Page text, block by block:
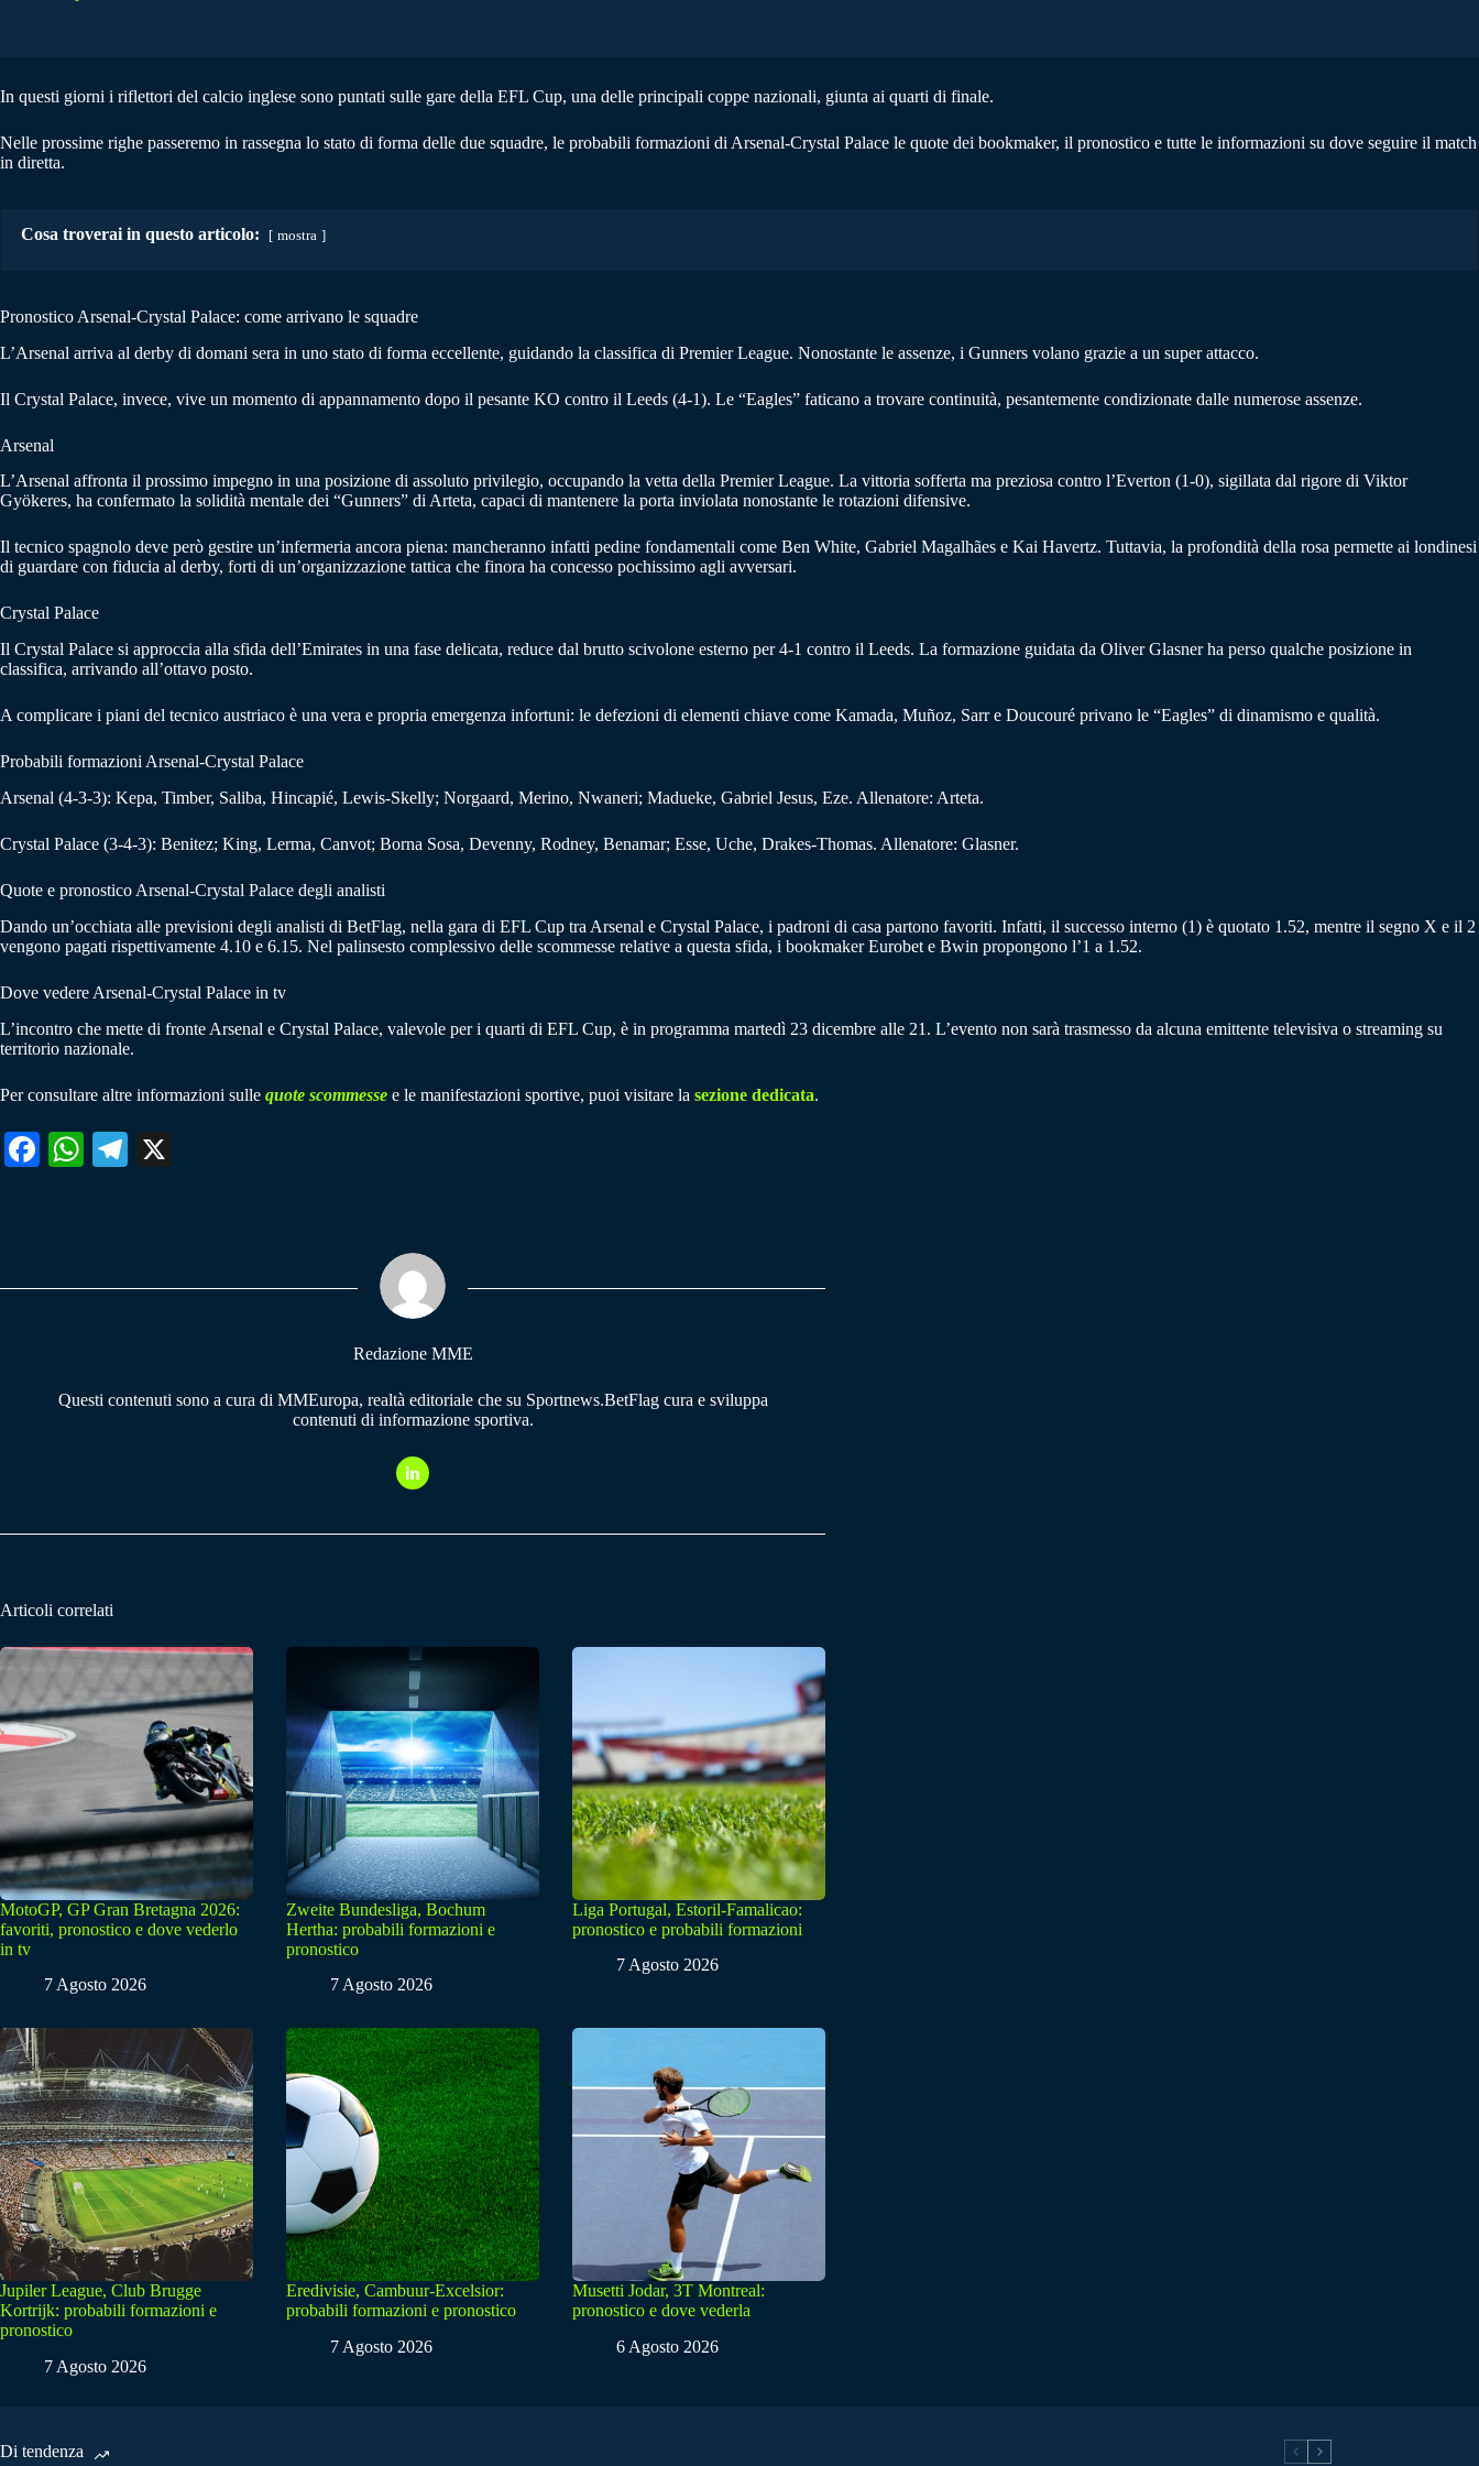
In questi giorni i riflettori del calcio inglese sono puntati sulle gare della EFL Cup, una delle principali coppe nazionali, giunta ai quarti di finale.
Nelle prossime righe passeremo in rassegna lo stato di forma delle due squadre, le probabili formazioni di Arsenal-Crystal Palace le quote dei bookmaker, il pronostico e tutte le informazioni su dove seguire il match
in diretta.
Cosa troverai in questo articolo: mostra
Pronostico Arsenal-Crystal Palace: come arrivano le squadre
L’Arsenal arriva al derby di domani sera in uno stato di forma eccellente, guidando la classifica di Premier League. Nonostante le assenze, i Gunners volano grazie a un super attacco.
Il Crystal Palace, invece, vive un momento di appannamento dopo il pesante KO contro il Leeds (4-1). Le “Eagles” faticano a trovare continuità, pesantemente condizionate dalle numerose assenze.
Arsenal
L’Arsenal affronta il prossimo impegno in una posizione di assoluto privilegio, occupando la vetta della Premier League. La vittoria sofferta ma preziosa contro l’Everton (1-0), sigillata dal rigore di Viktor
Gyökeres, ha confermato la solidità mentale dei “Gunners” di Arteta, capaci di mantenere la porta inviolata nonostante le rotazioni difensive.
Il tecnico spagnolo deve però gestire un’infermeria ancora piena: mancheranno infatti pedine fondamentali come Ben White, Gabriel Magalhães e Kai Havertz. Tuttavia, la profondità della rosa permette ai londinesi
di guardare con fiducia al derby, forti di un’organizzazione tattica che finora ha concesso pochissimo agli avversari.
Crystal Palace
Il Crystal Palace si approccia alla sfida dell’Emirates in una fase delicata, reduce dal brutto scivolone esterno per 4-1 contro il Leeds. La formazione guidata da Oliver Glasner ha perso qualche posizione in
classifica, arrivando all’ottavo posto.
A complicare i piani del tecnico austriaco è una vera e propria emergenza infortuni: le defezioni di elementi chiave come Kamada, Muñoz, Sarr e Doucouré privano le “Eagles” di dinamismo e qualità.
Probabili formazioni Arsenal-Crystal Palace
Arsenal (4-3-3): Kepa, Timber, Saliba, Hincapié, Lewis-Skelly; Norgaard, Merino, Nwaneri; Madueke, Gabriel Jesus, Eze. Allenatore: Arteta.
Crystal Palace (3-4-3): Benitez; King, Lerma, Canvot; Borna Sosa, Devenny, Rodney, Benamar; Esse, Uche, Drakes-Thomas. Allenatore: Glasner.
Quote e pronostico Arsenal-Crystal Palace degli analisti
Dando un’occhiata alle previsioni degli analisti di BetFlag, nella gara di EFL Cup tra Arsenal e Crystal Palace, i padroni di casa partono favoriti. Infatti, il successo interno (1) è quotato 1.52, mentre il segno X e il 2
vengono pagati rispettivamente 4.10 e 6.15. Nel palinsesto complessivo delle scommesse relative a questa sfida, i bookmaker Eurobet e Bwin propongono l’1 a 1.52.
Dove vedere Arsenal-Crystal Palace in tv
L’incontro che mette di fronte Arsenal e Crystal Palace, valevole per i quarti di EFL Cup, è in programma martedì 23 dicembre alle 21. L’evento non sarà trasmesso da alcuna emittente televisiva o streaming su
territorio nazionale.
Per consultare altre informazioni sulle quote scommesse e le manifestazioni sportive, puoi visitare la sezione dedicata.
Fa W
pp
Te
m
Redazione MME
Questi contenuti sono a cura di MMEuropa, realtà editoriale che su Sportnews.BetFlag cura e sviluppa
contenuti di informazione sportiva.
Articoli correlati
MotoGP, GP Gran Bretagna 2026:
favoriti, pronostico e dove vederlo
in tv
7 Agosto 2026
Zweite Bundesliga, Bochum
Hertha: probabili formazioni e
pronostico
7 Agosto 2026
Liga Portugal, Estoril-Famalicao:
pronostico e probabili formazioni
7 Agosto 2026
Jupiler League, Club Brugge
Kortrijk: probabili formazioni e
pronostico
7 Agosto 2026
Eredivisie, Cambuur-Excelsior:
probabili formazioni e pronostico
7 Agosto 2026
Musetti Jodar, 3T Montreal:
pronostico e dove vederla
6 Agosto 2026
Di tendenza